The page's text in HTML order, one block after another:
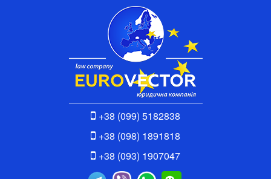
+38 (099) 5182838
+38 (098) 1891818
+38 (093) 1907047